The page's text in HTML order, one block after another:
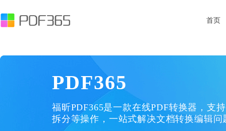
首页
PDF365
福昕PDF365是一款在线PDF转换器，支
拆分等操作，一站式解决文档转换编辑问